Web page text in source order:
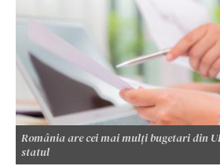
România are cei mai mulți bugetari din
statul